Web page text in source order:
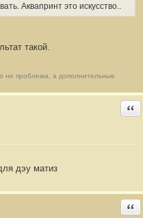
Аквапринт это искусство..
такой.
не проблема, а дополнительные
дэу матиз